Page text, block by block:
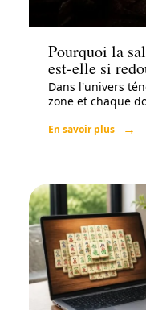
Loisirs
Pourquoi la
est-elle si
Dans l'univers
zone et chaque
En savoir plus